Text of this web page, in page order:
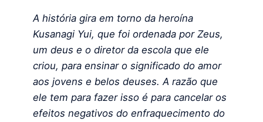
A história gira em torno da heroína
Kusanagi Yui, que foi ordenada por Zeus,
um deus e o diretor da escola que ele
criou, para ensinar o significado do amor
aos jovens e belos deuses. A razão que
ele tem para fazer isso é para cancelar os
efeitos negativos do enfraquecimento do